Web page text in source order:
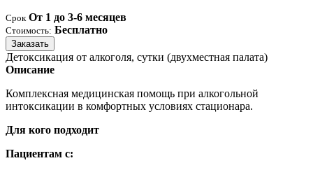
Срок От 1 до 3-6 месяцев
Стоимость: Бесплатно
Заказать
Детоксикация от алкоголя, сутки (двухместная палата)
Описание
Комплексная медицинская помощь при алкогольной
интоксикации в комфортных условиях стационара.
Для кого подходит
Пациентам с: